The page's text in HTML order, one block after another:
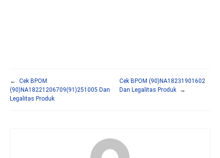
←
Cek BPOM
(90)NA18221206709(91)251005 Dan
Legalitas Produk
Cek BPOM (90)NA18231901602
Dan Legalitas Produk
→